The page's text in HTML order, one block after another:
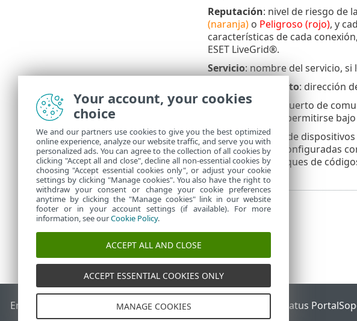
Reputación: nivel de riesgo de
(naranja)o Peligroso (rojo), y
características de cada
ESET LiveGrid®.
Servicio: nombre del servicio, si
Dispositivo remoto: dirección
Puerto remoto
: puerto de
80 443) deberían permitirse
Las infiltraciones de
las reglas están configuradas
diversidad de ataques de
End of Life Base de conocimiento de ESET ESET Status Portal
Your account, your cookies
choice
We and our partners use cookies to give you the best optimized
online experience, analyze our website traffic, and serve you with
personalized ads. You can agree to the collection of all cookies by
clicking "Accept all and close", decline all non-essential cookies by
choosing "Accept essential cookies only", or adjust your cookie
settings by clicking "Manage cookies". You also have the right to
withdraw your consent or change your cookie preferences
anytime by clicking the "Manage cookies" link in our website
footer or in your account settings (if available). For more
information, see ourCookie Policy.
ACCEPT ALL AND CLOSE
ACCEPT ESSENTIAL COOKIES ONLY
MANAGE COOKIES